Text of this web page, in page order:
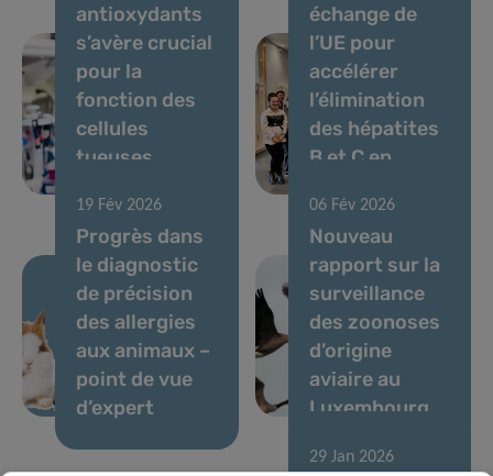
antioxydants
s’avère crucial
pour la
fonction des
cellules
tueuses
échange de
l’UE pour
accélérer
l’élimination
des hépatites
B et C en
19 Fév 2026
Progrès dans
le diagnostic
de précision
des allergies
aux animaux –
point de vue
d’expert
06 Fév 2026
Nouveau
rapport sur la
surveillance
des zoonoses
d’origine
aviaire au
Luxembourg
29 Jan 2026